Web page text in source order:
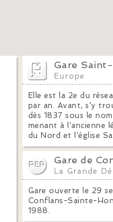
Gare
Europe
Elle est la 2e du
par an. Avant, s'y
dès 1837 sous le
menant à l'ancienne
du Nord et l'église
Gare de
La Grande
Gare ouverte le 29
Conflans-Sainte-
1988.